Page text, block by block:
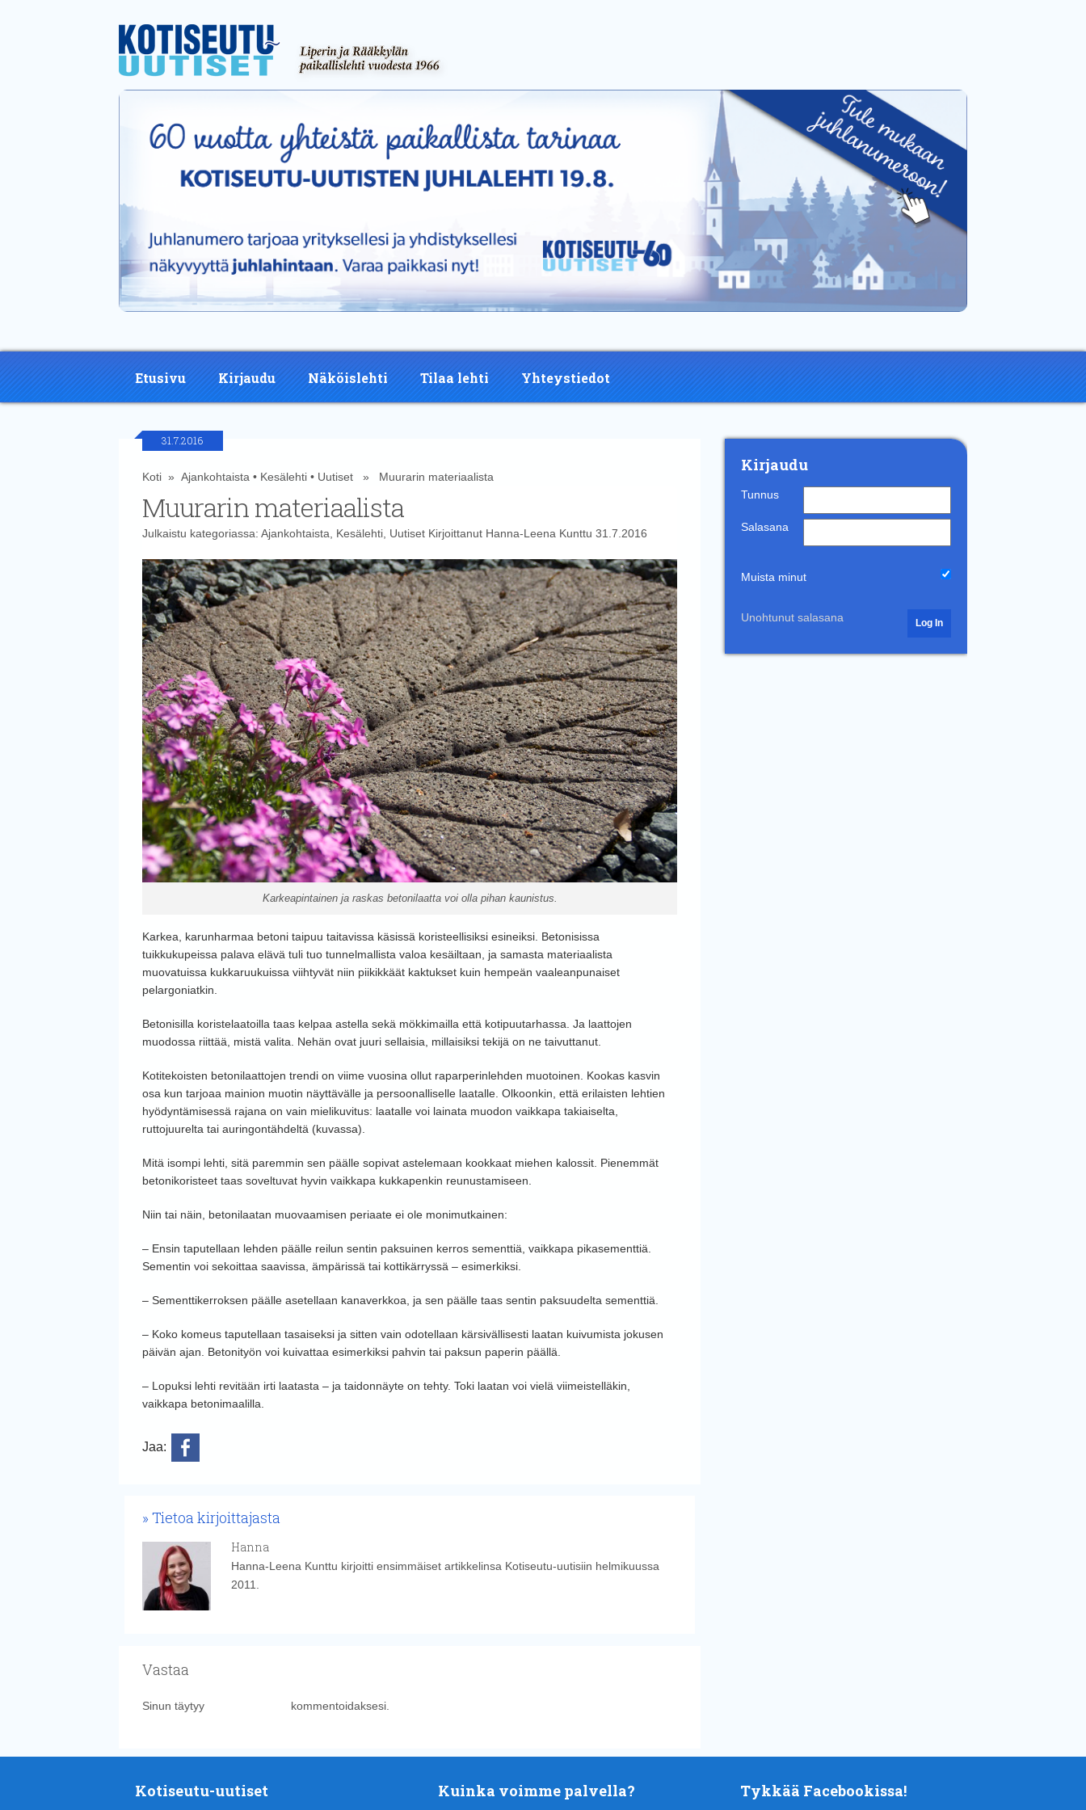
Etusivu Kirjaudu Näköislehti Tilaa lehti Yhteystiedot
31.7.2016
Koti» Ajankohtaista • Kesälehti• Uutiset» Muurarin materiaalista
Muurarin materiaalista
Julkaistu kategoriassa: Ajankohtaista Kesälehti, UutisetKirjoittanut Hanna-Leena Kunttu 31.7.2016
Karkeapintainen ja raskas betonilaatta voi olla pihan kaunistus.
Karkea, karunharmaa betoni taipuu taitavissa käsissä koristeellisiksi esineiksi. Betonisissa
tuikkukupeissa palava elävä tuli tuo tunnelmallista valoa kesäiltaan, ja samasta materiaalista
muovatuissa kukkaruukuissa viihtyvät niin piikikkäät kaktukset kuin hempeän vaaleanpunaiset
pelargoniatkin.
Betonisilla koristelaatoilla taas kelpaa astella sekä mökkimailla että kotipuutarhassa. Ja laattojen
muodossa riittää, mistä valita. Nehän ovat juuri sellaisia, millaisiksi tekijä on ne taivuttanut.
Kotitekoisten betonilaattojen trendi on viime vuosina ollut raparperinlehden muotoinen. Kookas kasvin
osa kun tarjoaa mainion muotin näyttävälle ja persoonalliselle laatalle. Olkoonkin, että erilaisten lehtien
hyödyntämisessä rajana on vain mielikuvitus: laatalle voi lainata muodon vaikkapa takiaiselta,
ruttojuurelta tai auringontähdeltä (kuvassa).
Mitä isompi lehti, sitä paremmin sen päälle sopivat astelemaan kookkaat miehen kalossit. Pienemmät
betonikoristeet taas soveltuvat hyvin vaikkapa kukkapenkin reunustamiseen.
Niin tai näin, betonilaatan muovaamisen periaate ei ole monimutkainen:
– Ensin taputellaan lehden päälle reilun sentin paksuinen kerros sementtiä, vaikkapa pikasementtiä.
Sementin voi sekoittaa saavissa, ämpärissä tai kottikärryssä – esimerkiksi.
– Sementtikerroksen päälle asetellaan kanaverkkoa, ja sen päälle taas sentin paksuudelta sementtiä.
– Koko komeus taputellaan tasaiseksi ja sitten vain odotellaan kärsivällisesti laatan kuivumista jokusen
päivän ajan. Betonityön voi kuivattaa esimerkiksi pahvin tai paksun paperin päällä.
– Lopuksi lehti revitään irti laatasta – ja taidonnäyte on tehty. Toki laatan voi vielä viimeistelläkin,
vaikkapa betonimaalilla.
Jaa:
Tietoa kirjoittajasta
Hanna
Hanna-Leena Kunttu kirjoitti ensimmäiset artikkelinsa Kotiseutu-uutisiin helmikuussa
2011.
Vastaa
Sinun täytyy kommentoidaksesi.
Kirjaudu
Tunnus
Salasana
Muista minut
Unohtunut salasana
Kotiseutu-uutiset Kuinka voimme palvella? Tykkää Facebookissa!